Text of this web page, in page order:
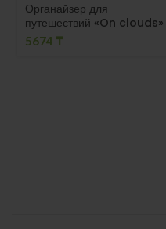
Органайзер для
путешествий «On clouds»
5674 ₸